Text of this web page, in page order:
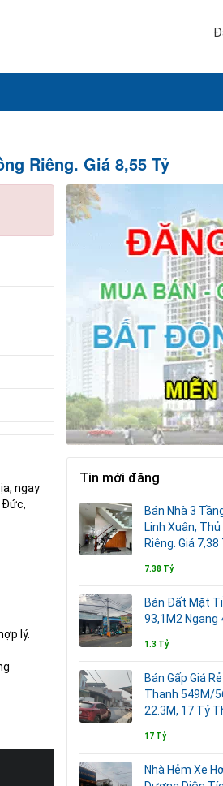
Riêng. Giá 8,55 Tỷ
ngay
Đức,
lý.
Tin mới đăng
Bán Nhà 3
Linh Xuân,
Riêng. Giá 7,38
7.38 Tỷ
Bán Đất Mặt
93,1M2 Ngang
1.3 Tỷ
Bán Gấp Giá
Thanh 549M/
22.3M, 17 Tỷ
17 Tỷ
Nhà Hẻm Xe